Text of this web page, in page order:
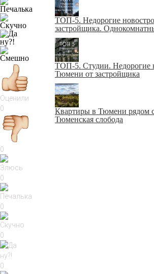
Оценили
0
0
0
0
0
0
ТОП-5. Недорогие
застройщика.
ТОП-5. Студии. Недорогие
Тюмени от застройщика
Квартиры в Тюмени рядом
Тюменская слобода